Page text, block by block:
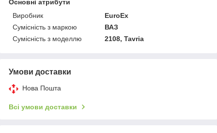
Основні атрибути
Виробник
EuroEx
Сумісність з маркою
ВАЗ
Сумісність з моделлю
2108, Tavria
Умови доставки
Нова Пошта
Всі умови доставки